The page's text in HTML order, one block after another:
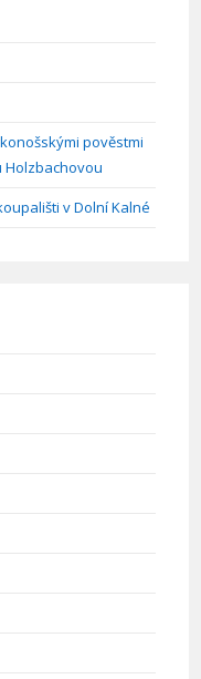
pověstmi
v Dolní Kalné